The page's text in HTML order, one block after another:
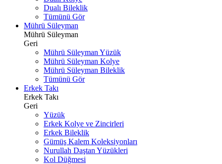
Dualı Bileklik
Tümünü Gör
Mührü Süleyman
Mührü Süleyman
Geri
Mührü Süleyman Yüzük
Mührü Süleyman Kolye
Mührü Süleyman Bileklik
Tümünü Gör
Erkek Takı
Erkek Takı
Geri
Yüzük
Erkek Kolye ve Zincirleri
Erkek Bileklik
Gümüş Kalem Koleksiyonları
Nurullah Daştan Yüzükleri
Kol Düğmesi